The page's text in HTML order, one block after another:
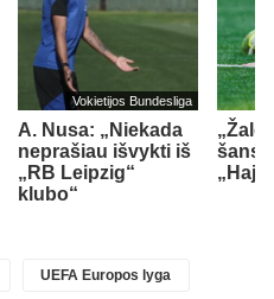
Vokietijos Bundesliga
A. Nusa: „Niekada
neprašiau išvykti iš
„RB Leipzig“
klubo“
UEFA Europos lyga